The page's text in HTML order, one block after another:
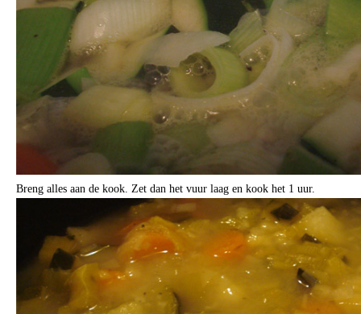
Breng alles aan de kook. Zet dan het vuur laag en kook het 1 uur.